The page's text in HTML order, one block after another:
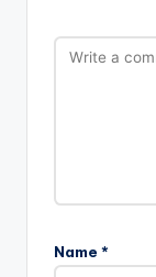
Name *